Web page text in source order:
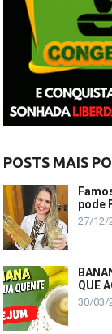
POSTS MAIS
pode
27/12/
QUE
30/03/